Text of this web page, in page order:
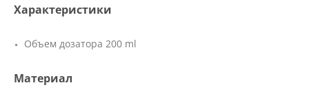
Характеристики
Объем дозатора 200 ml
Материал